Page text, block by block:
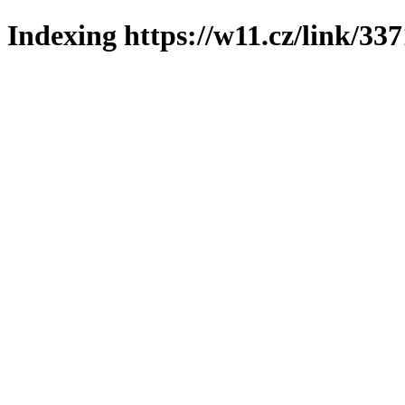
Indexing https://w11.cz/link/